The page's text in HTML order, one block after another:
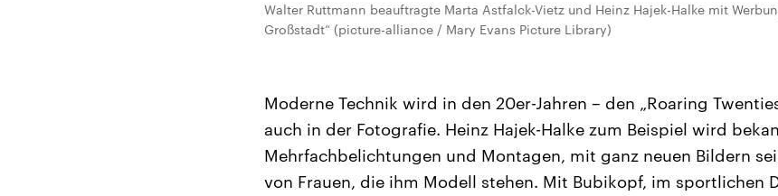
Walter Ruttmann beauftragte Marta Astfalck-Vietz und Heinz Hajek-Halke mit
Großstadt“ (picture-alliance / Mary Evans Picture Library)
Moderne Technik wird in den 20er-Jahren – den „Roaring
auch in der Fotografie. Heinz Hajek-Halke zum Beispiel wird
Mehrfachbelichtungen und Montagen, mit ganz neuen Bildern
von Frauen, die ihm Modell stehen. Mit Bubikopf, im sportlichen